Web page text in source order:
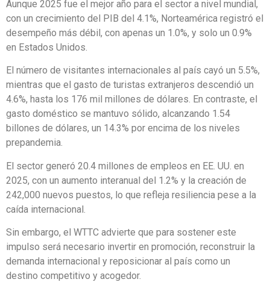
Aunque 2025 fue el mejor año para el sector a nivel mundial,
con un crecimiento del PIB del 4.1%, Norteamérica registró el
desempeño más débil, con apenas un 1.0%, y solo un 0.9%
en Estados Unidos.
El número de visitantes internacionales al país cayó un 5.5%,
mientras que el gasto de turistas extranjeros descendió un
4.6%, hasta los 176 mil millones de dólares. En contraste, el
gasto doméstico se mantuvo sólido, alcanzando 1.54
billones de dólares, un 14.3% por encima de los niveles
prepandemia.
El sector generó 20.4 millones de empleos en EE. UU. en
2025, con un aumento interanual del 1.2% y la creación de
242,000 nuevos puestos, lo que refleja resiliencia pese a la
caída internacional.
Sin embargo, el WTTC advierte que para sostener este
impulso será necesario invertir en promoción, reconstruir la
demanda internacional y reposicionar al país como un
destino competitivo y acogedor.